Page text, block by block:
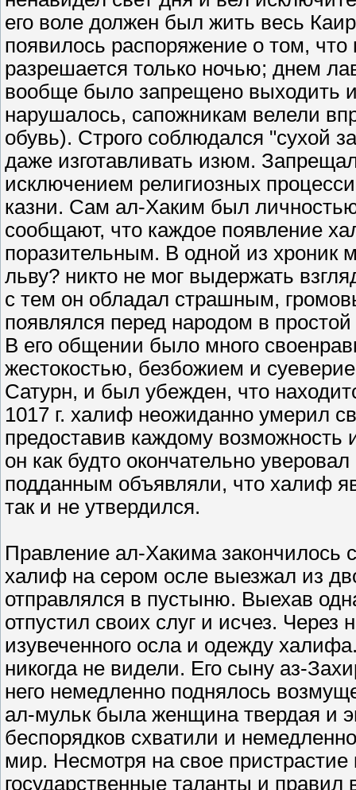
его воле должен был жить весь
появилось распоряжение о том,
разрешается только ночью; днем
вообще было запрещено выходить
нарушалось, сапожникам велели
обувь). Строго соблюдался "сухой
даже изготавливать изюм.
исключением религиозных
казни. Сам ал-Хаким был
сообщают, что каждое появление
поразительным. В одной из хроник
льву? никто не мог выдержать
с тем он обладал страшным,
появлялся перед народом в
В его общении было много
жестокостью, безбожием и
Сатурн, и был убежден, что
1017 г. халиф неожиданно умерил
предоставив каждому
он как будто окончательно
подданным объявляли, что халиф
так и не утвердился.
Правление ал-Хакима
халиф на сером осле выезжал из
отправлялся в пустыню. Выехав
отпустил своих слуг и исчез. Через
изувеченного осла и одежду
никогда не видели. Его сыну аз-
него немедленно поднялось
ал-мульк была женщина твердая и
беспорядков схватили и
мир. Несмотря на свое
государственные таланты и